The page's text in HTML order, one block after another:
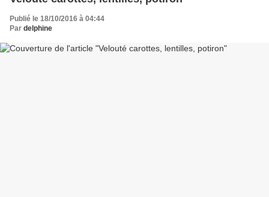
Publié le 18/10/2016 à 04:44
Par delphine